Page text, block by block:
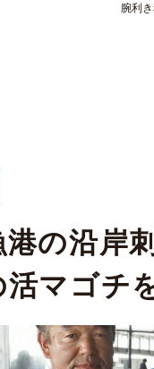
腕利
港の沿岸
活マゴチ